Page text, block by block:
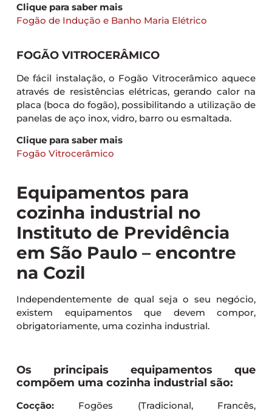
Clique para saber mais
Fogão de Indução e Banho Maria Elétrico
FOGÃO VITROCERÂMICO
De fácil instalação, o Fogão Vitrocerâmico aquece
através de resistências elétricas, gerando calor na
placa (boca do fogão), possibilitando a utilização de
panelas de aço inox, vidro, barro ou esmaltada.
Clique para saber mais
Fogão Vitrocerâmico
Equipamentos para
cozinha industrial no
Instituto de Previdência
em São Paulo – encontre
na Cozil
Independentemente de qual seja o seu negócio,
existem equipamentos que devem compor,
obrigatoriamente, uma cozinha industrial.
Os principais equipamentos que
compõem uma cozinha industrial são:
Cocção: Fogões (Tradicional, Francês,